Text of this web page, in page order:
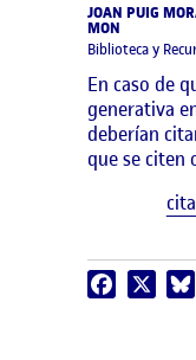
JOAN PUIG
MON
Biblioteca y
En caso de
generativa
deberían
que se citen
Facebook